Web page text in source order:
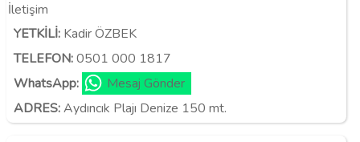
İletişim
YETKİLİ: Kadir ÖZBEK
TELEFON:0501 000 1817
WhatsApp:
Mesaj Gönder
ADRES:Aydıncık Plajı Denize 150 mt.